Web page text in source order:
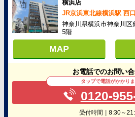
横浜店
JR京浜東北線横浜駅 西
神奈川県横浜市神奈川
5階
MAP
お電話でのお問い
タップで電話がかかり
0120-
受付時間｜8:30～